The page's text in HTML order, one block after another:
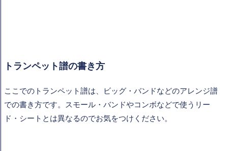
トランペット譜の書き方
ここでのトランペット譜は、ビッグ・バンドなどのアレンジ譜
での書き方です。スモール・バンドやコンボなどで使うリー
ド・シートとは異なるのでお気をつけください。